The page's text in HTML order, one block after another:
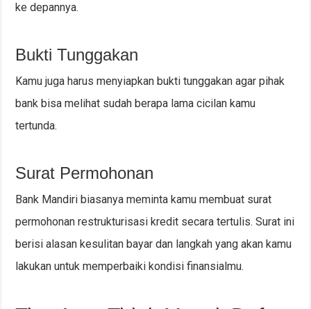
ke depannya.
Bukti Tunggakan
Kamu juga harus menyiapkan bukti tunggakan agar pihak
bank bisa melihat sudah berapa lama cicilan kamu
tertunda.
Surat Permohonan
Bank Mandiri biasanya meminta kamu membuat surat
permohonan restrukturisasi kredit secara tertulis. Surat ini
berisi alasan kesulitan bayar dan langkah yang akan kamu
lakukan untuk memperbaiki kondisi finansialmu.